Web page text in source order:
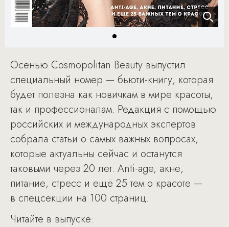
Осенью Cosmopolitan Beauty выпустил
специальный номер — бьюти-книгу, которая
будет полезна как новичкам в мире красоты,
так и профессионалам. Редакция с помощью
российских и международных экспертов
собрала статьи о самых важных вопросах,
которые актуальны сейчас и останутся
таковыми через 20 лет. Anti-age, акне,
питание, стресс и ещё 25 тем о красоте —
в спецсекции на 100 страниц.
Читайте в выпуске: